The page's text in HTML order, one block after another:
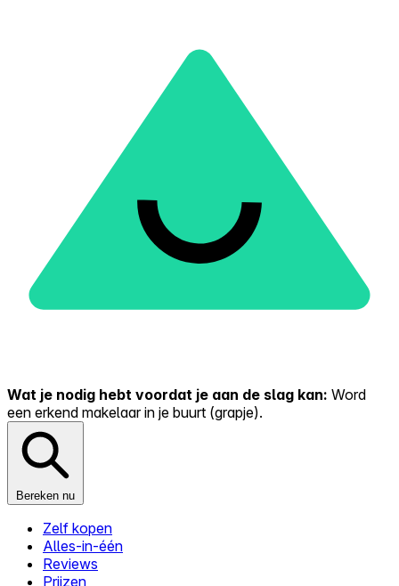
Wat je nodig hebt voordat je aan de slag kan: Word
een erkend makelaar in je buurt (grapje).
Bereken nu
Zelf kopen
Alles-in-één
Reviews
Prijzen